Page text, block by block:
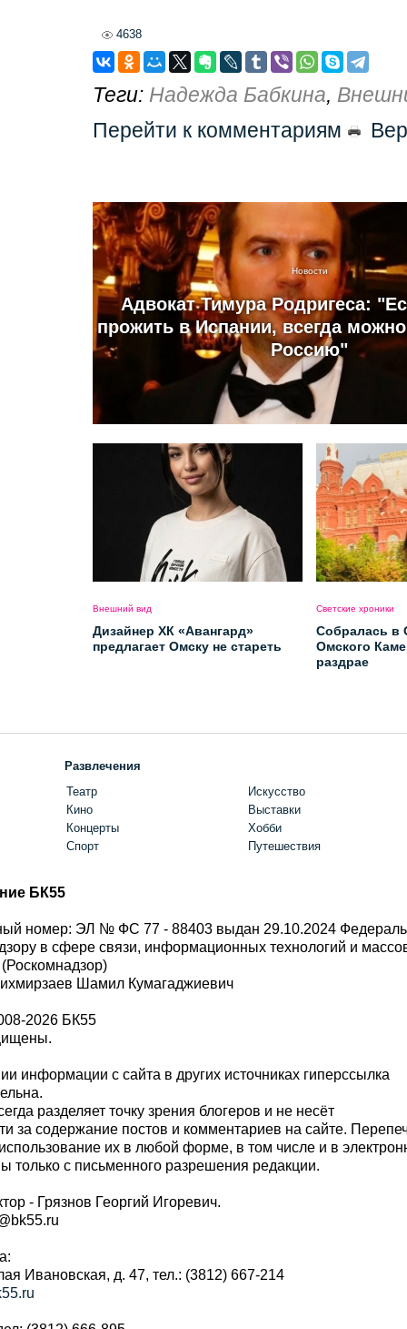
4638
Теги: Надежда Бабкина,
Перейти к комментариям
Новости
Адвокат Тимура Родригеса:
прожить в Испании, всегда
Россию"
Внешний вид
Дизайнер ХК «Авангард»
предлагает Омску не стареть
Светские хроники
Собралась в
Омского
раздрае
Развлечения
Театр
Кино
Концерты
Спорт
Искусство
Выставки
Хобби
Путешествия
БК55
номер: ЭЛ № ФС 77 - 88403 выдан 29.10.2024
в сфере связи, информационных технологий и
Шамил Кумагаджиевич
2026 БК55
информации с сайта в других источниках гиперссылка
разделяет точку зрения блогеров и не несёт
за содержание постов и комментариев на сайте.
их в любой форме, в том числе и в
с письменного разрешения редакции.
- Грязнов Георгий Игоревич.
Ивановская, д. 47, тел.: (3812) 667-214